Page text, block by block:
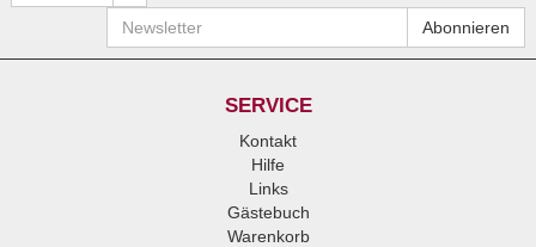
Newsletter Abonnieren
SERVICE
Kontakt
Hilfe
Links
Gästebuch
Warenkorb